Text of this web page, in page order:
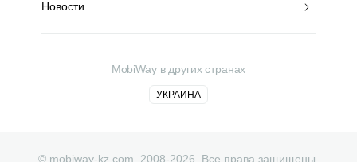
Новости
MobiWay в других странах
УКРАИНА
© mobiway-kz.com. 2008-2026. Все права защищены.